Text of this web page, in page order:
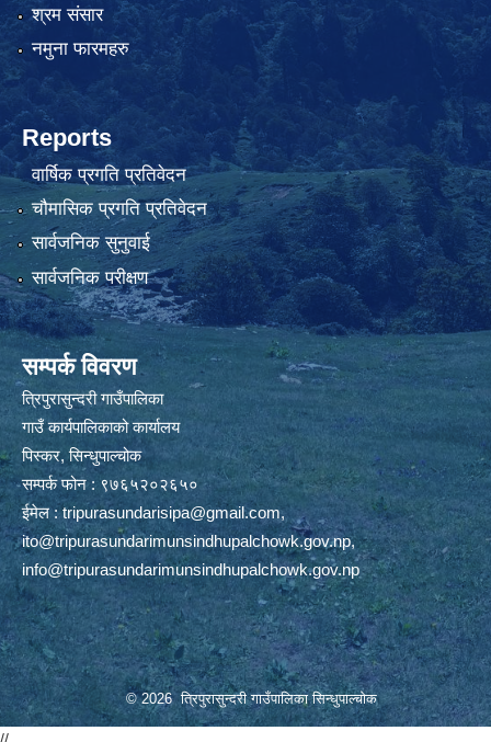
श्रम संसार
नमुना फारमहरु
Reports
वार्षिक प्रगति प्रतिवेदन
चौमासिक प्रगति प्रतिवेदन
सार्वजनिक सुनुवाई
सार्वजनिक परीक्षण
सम्पर्क विवरण
त्रिपुरासुन्दरी गाउँपालिका
गाउँ कार्यपालिकाको कार्यालय
पिस्कर, सिन्धुपाल्चोक
सम्पर्क फोन : ९७६५२०२६५०
ईमेल :tripurasundarisipa@gmail.com,
ito@tripurasundarimunsindhupalchowk.gov.np,
info@tripurasundarimunsindhupalchowk.gov.np
© 2026 त्रिपुरासुन्दरी गाउँपालिका सिन्धुपाल्चाेक